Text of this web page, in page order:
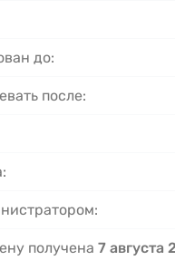
до:
после:
получена 7 августа